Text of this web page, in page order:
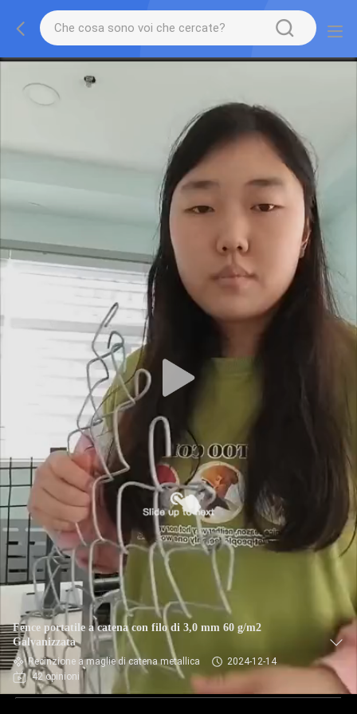
Fence portatile a catena con filo di 3,0 mm 60 g/m2
Galvanizzata
Recinzione a maglie di catena metallica
2024-12-14
42 opinioni